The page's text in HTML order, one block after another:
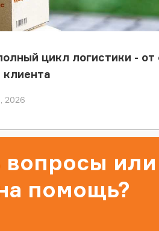
цикл логистики - от
клиента
2026
вопросы или
помощь?